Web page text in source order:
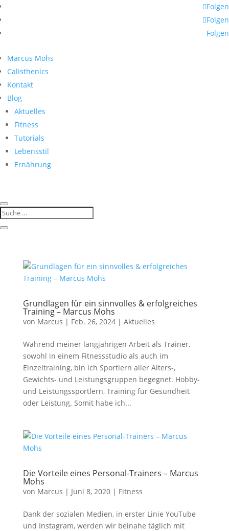
Folgen
Folgen
Folgen
Marcus Mohs
Calisthenics
Kontakt
Blog
Aktuelles
Fitness
Tutorials
Lebensstil
Ernährung
Grundlagen für ein sinnvolles & erfolgreiches
Training – Marcus Mohs
von Marcus | Feb. 26, 2024| Aktuelles
Während meiner langjährigen Arbeit als Trainer,
sowohl in einem Fitnessstudio als auch im
Einzeltraining, bin ich Sportlern aller Alters-,
Gewichts- und Leistungsgruppen begegnet. Hobby-
und Leistungssportlern, Training für Gesundheit
oder Leistung. Somit habe ich...
Die Vorteile eines Personal-Trainers – Marcus
Mohs
von Marcus | Juni 8, 2020| Fitness
Dank der sozialen Medien, in erster Linie YouTube
und Instagram, werden wir beinahe täglich mit